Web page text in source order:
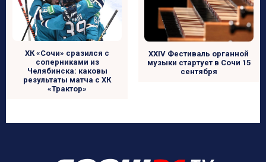
ХК «Сочи» сразился с
соперниками из
Челябинска: каковы
результаты матча с ХК
«Трактор»
XXIV Фестиваль органной
музыки стартует в Сочи 15
сентября